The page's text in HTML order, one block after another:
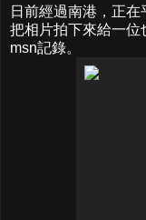
日前經過南港，正
把相片拍下來給一位
msn記錄。